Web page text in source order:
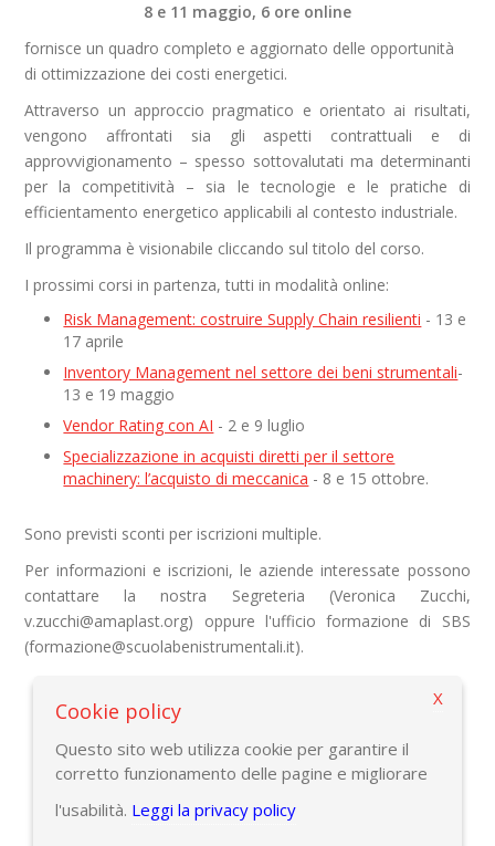
8 e 11 maggio, 6 ore online
fornisce un quadro completo e aggiornato delle opportunità
di ottimizzazione dei costi energetici.
Attraverso un approccio pragmatico e orientato ai risultati,
vengono affrontati sia gli aspetti contrattuali e di
approvvigionamento – spesso sottovalutati ma determinanti
per la competitività – sia le tecnologie e le pratiche di
efficientamento energetico applicabili al contesto industriale.
Il programma è visionabile cliccando sul titolo del corso.
I prossimi corsi in partenza, tutti in modalità online:
Risk Management: costruire Supply Chain resilienti - 13 e
17 aprile
Inventory Management nel settore dei beni strumentali-
13 e 19 maggio
Vendor Rating con AI - 2 e 9 luglio
Specializzazione in acquisti diretti per il settore
machinery: l’acquisto di meccanica - 8 e 15 ottobre.
Sono previsti sconti per iscrizioni multiple.
Per informazioni e iscrizioni, le aziende interessate possono
contattare la nostra Segreteria (Veronica Zucchi,
v.zucchi@amaplast.org) oppure l'ufficio formazione di SBS
(formazione@scuolabenistrumentali.it).
Torna alla pagina precedente
Cookie policy
Questo sito web utilizza cookie per garantire il
corretto funzionamento delle pagine e migliorare
l'usabilità. Leggi la privacy policy
X